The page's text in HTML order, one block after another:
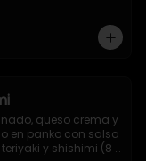
queso crema y
en panko con salsa
y shishimi (8